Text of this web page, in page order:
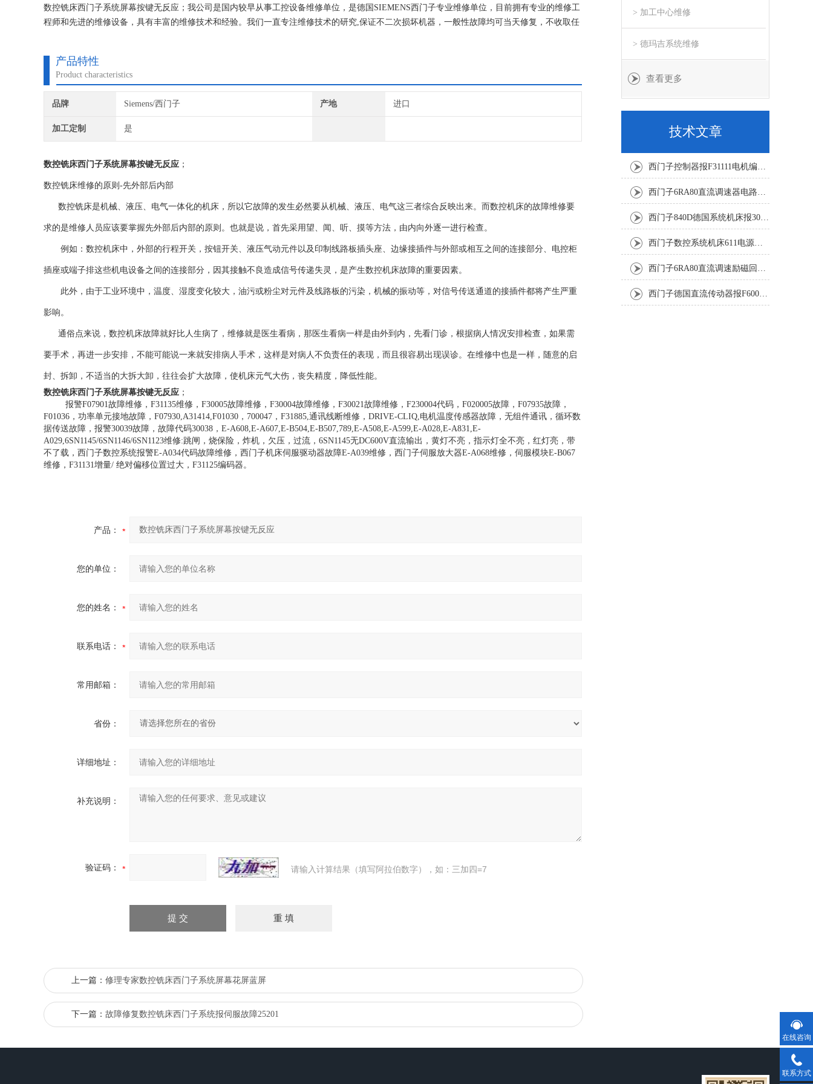
数控铣床西门子系统屏幕按键无反应；我公司是国内较早从事工控设备维修单位，是德国SIEMENS西门子专业维修单位，目前拥有专业的维修工
程师和先进的维修设备，具有丰富的维修技术和经验。我们一直专注维修技术的研究,保证不二次损坏机器，一般性故障均可当天修复，不收取任
产品特性
Product characteristics
品牌 Siemens/西门子 产地 进口
加工定制 是
数控铣床西门子系统屏幕按键无反应 ；
数控铣床维修的原则-先外部后内部
数控铣床是机械、液压、电气一体化的机床，所以它故障的发生必然要从机械、液压、电气这三者综合反映出来。而数控机床的故障维修要
求的是维修人员应该要掌握先外部后内部的原则。也就是说，首先采用望、闻、听、摸等方法，由内向外逐一进行检查。
例如：数控机床中，外部的行程开关，按钮开关、液压气动元件以及印制线路板插头座、边缘接插件与外部或相互之间的连接部分、电控柜
插座或端子排这些机电设备之间的连接部分，因其接触不良造成信号传递失灵，是产生数控机床故障的重要因素。
此外，由于工业环境中，温度、湿度变化较大，油污或粉尘对元件及线路板的污染，机械的振动等，对信号传送通道的接插件都将产生严重
影响。
通俗点来说，数控机床故障就好比人生病了，维修就是医生看病，那医生看病一样是由外到内，先看门诊，根据病人情况安排检查，如果需
要手术，再进一步安排，不能可能说一来就安排病人手术，这样是对病人不负责任的表现，而且很容易出现误诊。在维修中也是一样，随意的启
封、拆卸，不适当的大拆大卸，往往会扩大故障，使机床元气大伤，丧失精度，降低性能。
数控铣床西门子系统屏幕按键无反应 ；
报警F07901故障维修，F31135维修，F30005故障维修，F30004故障维修，F30021故障维修，F230004代码，F020005故障，F07935故障，
F01036，功率单元接地故障，F07930,A31414,F01030，700047，F31885,通讯线断维修，DRIVE-CLIQ,电机温度传感器故障，无组件通讯，循环数
据传送故障，报警30039故障，故障代码30038，E-A608,E-A607,E-B504,E-B507,789,E-A508,E-A599,E-A028,E-A831,E-
A029,6SN1145/6SN1146/6SN1123维修:跳闸，烧保险，炸机，欠压，过流，6SN1145无DC600V直流输出，黄灯不亮，指示灯全不亮，红灯亮，带
不了载，西门子数控系统报警E-A034代码故障维修，西门子机床伺服驱动器故障E-A039维修，西门子伺服放大器E-A068维修，伺服模块E-B067
维修，F31131增量/ 绝对偏移位置过大，F31125编码器。
产品：
您的单位：
您的姓名：
联系电话：
常用邮箱：
省份：
详细地址：
补充说明：
验证码： 请输入计算结果（填写阿拉伯数字），如：三加四=7
上一篇： 修理专家数控铣床西门子系统屏幕花屏蓝屏
下一篇： 故障修复数控铣床西门子系统报伺服故障25201
> 加工中心维修
> 德玛吉系统维修
查看更多
技术文章
西门子控制器报F31111电机编码器坏修复解决
西门子6RA80直流调速器电路板坏销售修理单位
西门子840D德国系统机床报300501修复解决
西门子数控系统机床611电源模块灯不显示修复解决
西门子6RA80直流调速励磁回路坏报F60005修复排除
西门子德国直流传动器报F60067高温报警修复排除方法
在线咨询
联系方式